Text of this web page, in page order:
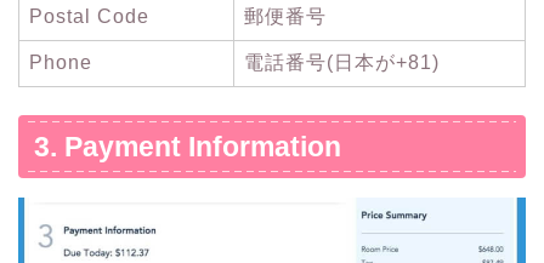
Postal Code 郵便番号
Phone 電話番号(日本が+81)
3. Payment Information